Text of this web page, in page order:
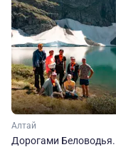
Алтай
Дорогами Беловодья.